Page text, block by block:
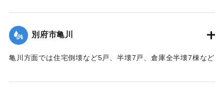
｜固有コード:
別府市亀川
亀川方面では住宅倒壊など5戸、半壊7戸、倉庫全半壊7棟など